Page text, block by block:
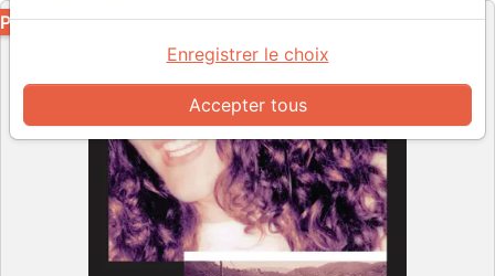
PDF
Accepter tous
Enregistrer le choix